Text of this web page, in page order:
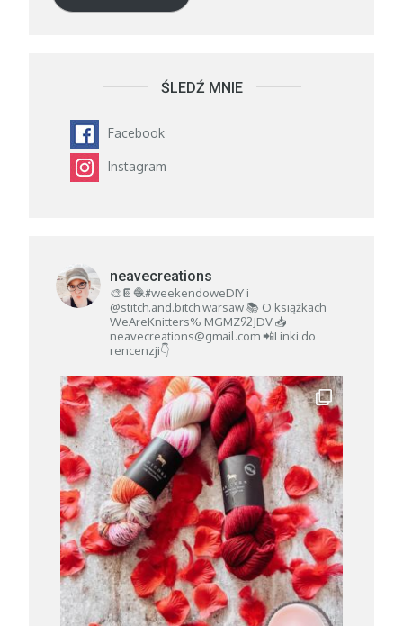
ŚLEDŹ MNIE
Facebook
Instagram
neavecreations
🎨📔🧶#weekendoweDIY i
@stitch.and.bitch.warsaw📚 O książkach
WeAreKnitters% MGMZ92JDV📥
neavecreations@gmail.com📲Linki do
rencenzji👇